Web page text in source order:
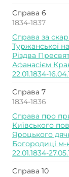
Справа 6
1834-1837
Справа за
Туржанської
Різдва
Афанасієм
22.01.1834-
Справа 7
1834-1836
Справа про
Київського
Яроцького
Богородиці м-
22.01.1834-
Справа 10